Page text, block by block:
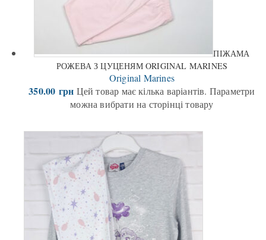
ПІЖАМА
РОЖЕВА З ЦУЦЕНЯМ ORIGINAL MARINES
Original Marines
350.00 грн Цей товар має кілька варіантів. Параметри
можна вибрати на сторінці товару